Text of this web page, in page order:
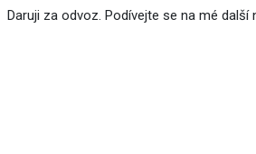
Daruji za odvoz. Podívejte se na mé další